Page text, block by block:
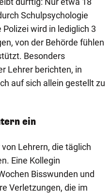
Schulpsychologie
wird in lediglich 3
von der Behörde fühlen
Besonders
Lehrer berichten, in
auf sich allein gestellt zu
ein
Lehrern, die täglich
Eine Kollegin
Bisswunden und
Verletzungen, die im